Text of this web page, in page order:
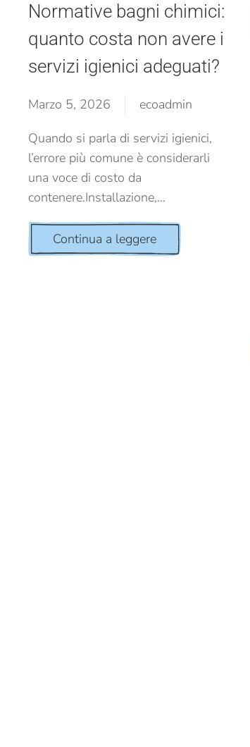
Normative bagni chimici:
quanto costa non avere i
servizi igienici adeguati?
Marzo 5, 2026
ecoadmin
Quando si parla di servizi igienici,
l’errore più comune è considerarli
una voce di costo da
contenere.Installazione,...
Continua a leggere